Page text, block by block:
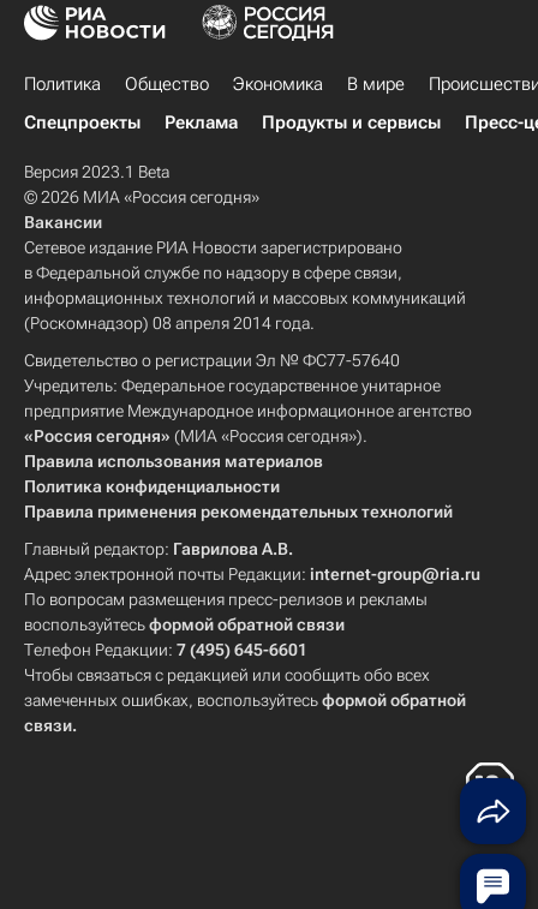
Политика Общество Экономика В мире
Спецпроекты
Реклама Продукты и сервисы Пресс-
Версия 2023.1 Beta
© 2026 МИА «Россия сегодня»
Вакансии
Сетевое издание РИА Новости зарегистрировано
в Федеральной службе по надзору в сфере связи,
информационных технологий и массовых коммуникаций
(Роскомнадзор) 08 апреля 2014 года.
Свидетельство о регистрации Эл № ФС77-57640
Учредитель: Федеральное государственное унитарное
предприятие Международное информационное агентство
«Россия сегодня» (МИА «Россия сегодня»).
Правила использования материалов
Политика конфиденциальности
Правила применения рекомендательных технологий
Главный редактор: Гаврилова А.В.
Адрес электронной почты Редакции: internet-group@ria.ru
По вопросам размещения пресс-релизов и рекламы
воспользуйтесьформой обратной связи
Телефон Редакции: 7 (495) 645-6601
Чтобы связаться с редакцией или сообщить обо всех
замеченных ошибках, воспользуйтесьформой обратной
связи.